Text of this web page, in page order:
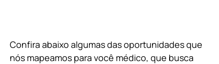
Confira abaixo algumas das oportunidades que
nós mapeamos para você médico, que busca